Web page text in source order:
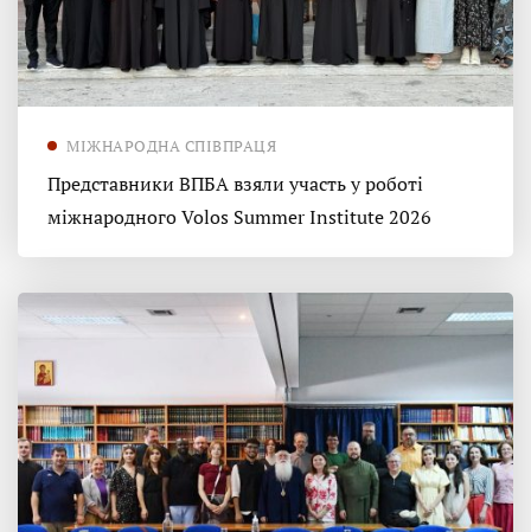
МІЖНАРОДНА СПІВПРАЦЯ
Представники ВПБА взяли участь у роботі
міжнародного Volos Summer Institute 2026